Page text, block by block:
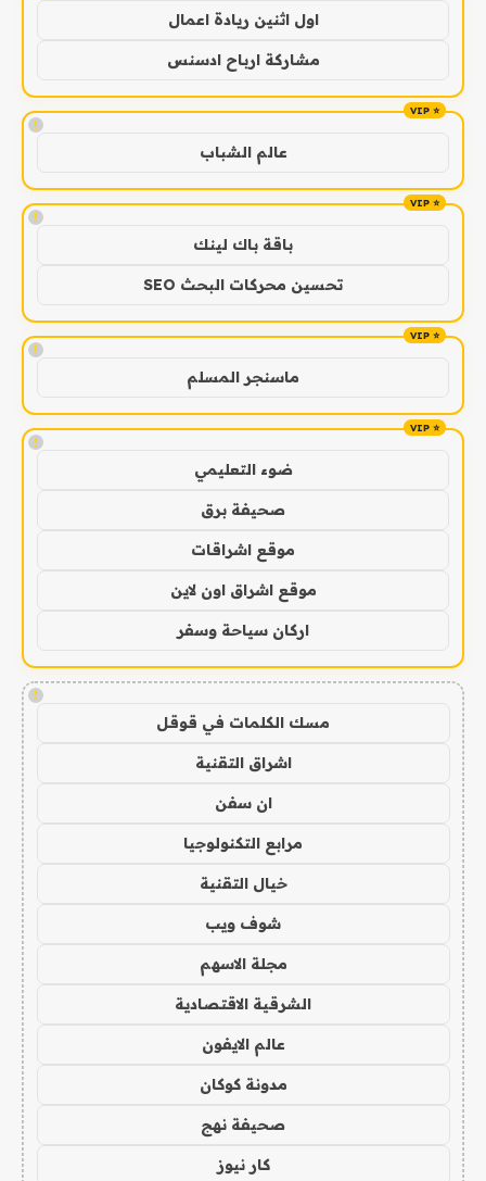
اول اثنين ريادة اعمال
مشاركة ارباح ادسنس
!
عالم الشباب
!
باقة باك لينك
تحسين محركات البحث SEO
!
ماسنجر المسلم
!
ضوء التعليمي
صحيفة برق
موقع اشراقات
موقع اشراق اون لاين
اركان سياحة وسفر
!
مسك الكلمات في قوقل
اشراق التقنية
ان سفن
مرابع التكنولوجيا
خيال التقنية
شوف ويب
مجلة الاسهم
الشرقية الاقتصادية
عالم الايفون
مدونة كوكان
صحيفة نهج
كار نيوز